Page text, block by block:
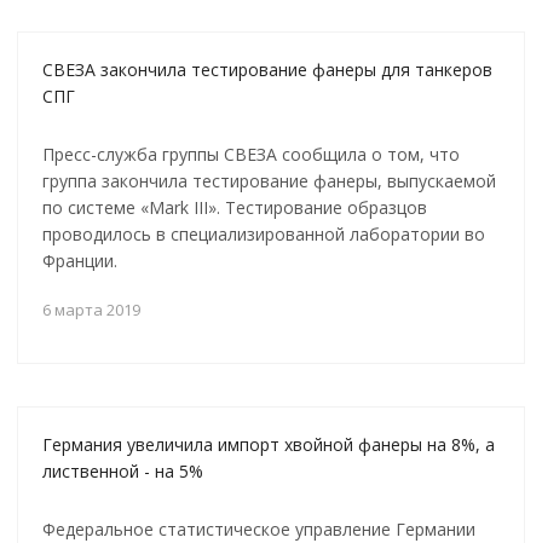
СВЕЗА закончила тестирование фанеры для танкеров
СПГ
Пресс-служба группы СВЕЗА сообщила о том, что
группа закончила тестирование фанеры, выпускаемой
по системе «Mark III». Тестирование образцов
проводилось в специализированной лаборатории во
Франции.
6 марта 2019
Германия увеличила импорт хвойной фанеры на 8%, а
лиственной - на 5%
Федеральное статистическое управление Германии